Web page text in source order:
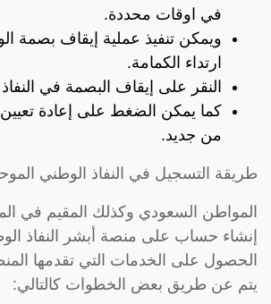
في اوقات محددة.
ويمكن تنفيذ عملية إيقاف بصمة
ارتداء الكمامة.
النقر على إيقاف البصمة في
كما يمكن الضغط على إعادة
من جديد.
طريقة التسجيل في النفاذ الوطني
المواطن السعودي وكذلك المقيم في
إنشاء حساب على منصة أبشر النفاذ
الحصول على الخدمات التي تقدمها
يتم عن طريق بعض الخطوات كالتالي: